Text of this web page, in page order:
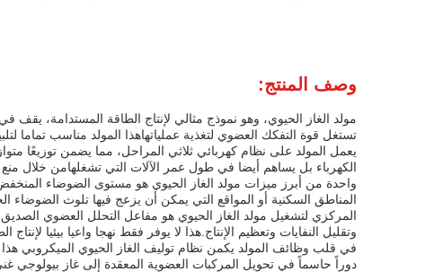
وصف المنتج:
مولد الغاز الحيوي، وهو نموذج مثالي لإنتاج الطاقة المستدامة، يقف
تستغل قوة التفكك العضوي لتغذية عملياتهاهذا المولد مناسب تماما
يعمل المولد على نظام كهربائي ثلاثي المراحل، مما يضمن توزيعًا
الكهرباء بل يساهم أيضا في طول عمر الآلات التي تشغلهامن خلال
واحدة من أبرز ميزات مولد الغاز الحيوي هو مستوى الضوضاء
المناطق السكنية أو المواقع التي يمكن أن يزعج فيها تلوث الضوضاء
المركزي لتشغيل مولد الغاز الحيوي هو مفاعل التحلل العضوي الصديق
وتقليل النفايات وتعظيم الإنتاج.هذا لا يوفر فقط نهجا واعيا بيئيا
في قلب وظائف المولد يكمن نظام توليف الغاز الحيوي الميكروبي
دوراً حاسماً في تحويل المركبات العضوية المعقدة إلى غاز بيولوجي